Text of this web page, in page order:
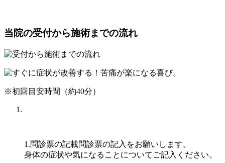
当院の受付から施術までの流れ
※初回目安時間（約40分）
1.問診票の記載問診票の記入をお願いします。
身体の症状や気になることについてご記入ください。